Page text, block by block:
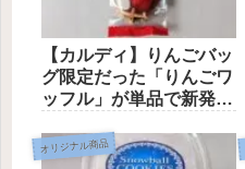
【カルディ】りんごバッ
グ限定だった「りんごワ
ッフル」が単品で新発
オリジナル商品